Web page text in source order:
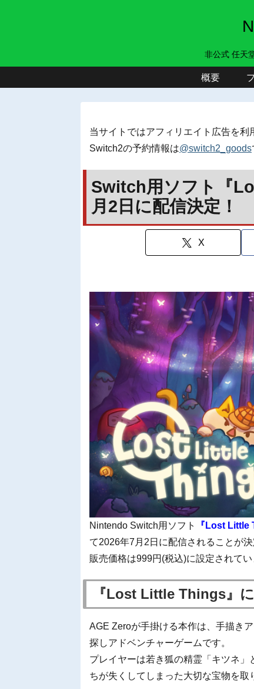
非公式 任天
概要
当サイトではアフィリエイト広告を利
Switch2の予約情報は@switch2_goods
Switch用ソフト『
月2日に配信決定！
X
Nintendo Switch用ソフト 『Lost Little
て2026年7月2日に配信されることが決
販売価格は999円(税込)に設定されてい
『Lost Little Things』
AGE Zeroが手掛ける本作は、手描き
探しアドベンチャーゲームです。
プレイヤーは若き狐の精霊「キツネ
ちが失くしてしまった大切な宝物を取